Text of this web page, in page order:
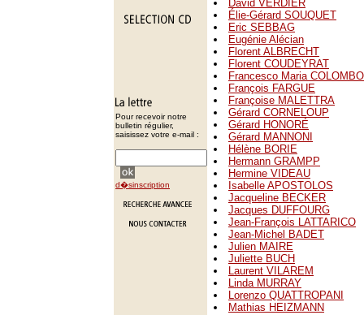
Pour recevoir notre
bulletin régulier,
saisissez votre e-mail :
d�sinscription
David VERDIER
Élie-Gérard SOUQUET
Eric SEBBAG
Eugénie Alécian
Florent ALBRECHT
Florent COUDEYRAT
Francesco Maria COLOMBO
François FARGUE
Françoise MALETTRA
Gérard CORNELOUP
Gérard HONORÉ
Gérard MANNONI
Hélène BORIE
Hermann GRAMPP
Hermine VIDEAU
Isabelle APOSTOLOS
Jacqueline BECKER
Jacques DUFFOURG
Jean-François LATTARICO
Jean-Michel BADET
Julien MAIRE
Juliette BUCH
Laurent VILAREM
Linda MURRAY
Lorenzo QUATTROPANI
Mathias HEIZMANN